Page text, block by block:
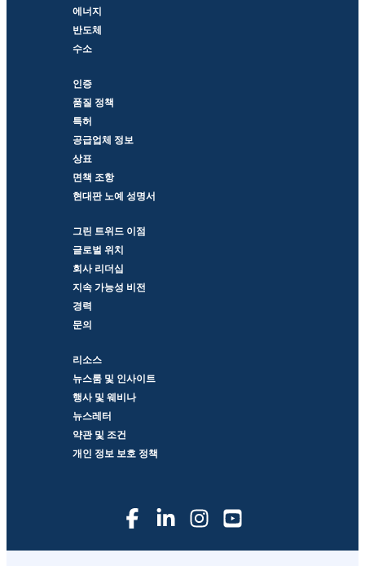
에너지
반도체
수소
인증
품질 정책
특허
공급업체 정보
상표
면책 조항
현대판 노예 성명서
그린 트위드 이점
글로벌 위치
회사 리더십
지속 가능성 비전
경력
문의
리소스
뉴스룸 및 인사이트
행사 및 웨비나
뉴스레터
약관 및 조건
개인 정보 보호 정책